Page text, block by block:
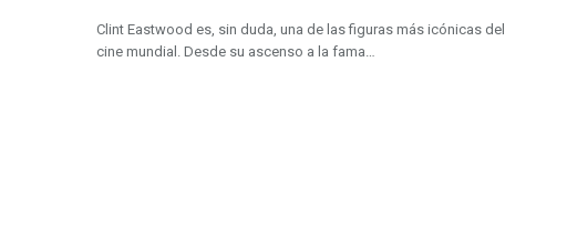
Clint Eastwood es, sin duda, una de las figuras más icónicas del
cine mundial. Desde su ascenso a la fama…